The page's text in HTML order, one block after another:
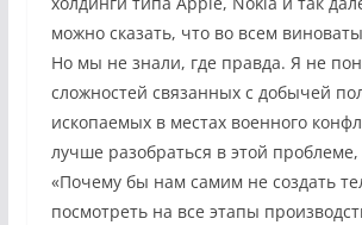
можно сказать, что во всем
Но мы не знали, где правда. Я не
сложностей связанных с добычей
ископаемых в местах военного
лучше разобраться в этой
«Почему бы нам самим не создать
посмотреть на все этапы